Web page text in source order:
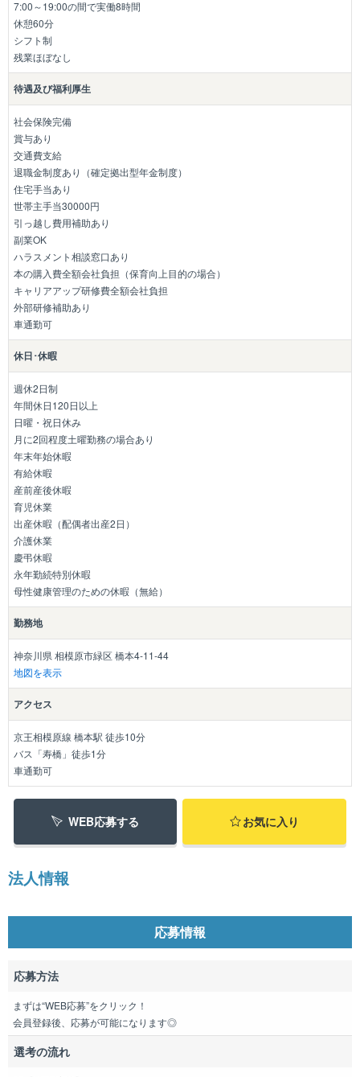
7:00～19:00の間で実働8時間
休憩60分
シフト制
残業ほぼなし
待遇及び福利厚生
社会保険完備
賞与あり
交通費支給
退職金制度あり（確定拠出型年金制度）
住宅手当あり
世帯主手当30000円
引っ越し費用補助あり
副業OK
ハラスメント相談窓口あり
本の購入費全額会社負担（保育向上目的の場合）
キャリアアップ研修費全額会社負担
外部研修補助あり
車通勤可
休日･休暇
週休2日制
年間休日120日以上
日曜・祝日休み
月に2回程度土曜勤務の場合あり
年末年始休暇
有給休暇
産前産後休暇
育児休業
出産休暇（配偶者出産2日）
介護休業
慶弔休暇
永年勤続特別休暇
母性健康管理のための休暇（無給）
勤務地
神奈川県 相模原市緑区 橋本4-11-44
地図を表示
アクセス
京王相模原線 橋本駅 徒歩10分
バス「寿橋」徒歩1分
車通勤可
WEB応募する お気に入り
法人情報
応募情報
応募方法
まずは“WEB応募”をクリック！
会員登録後、応募が可能になります◎
選考の流れ